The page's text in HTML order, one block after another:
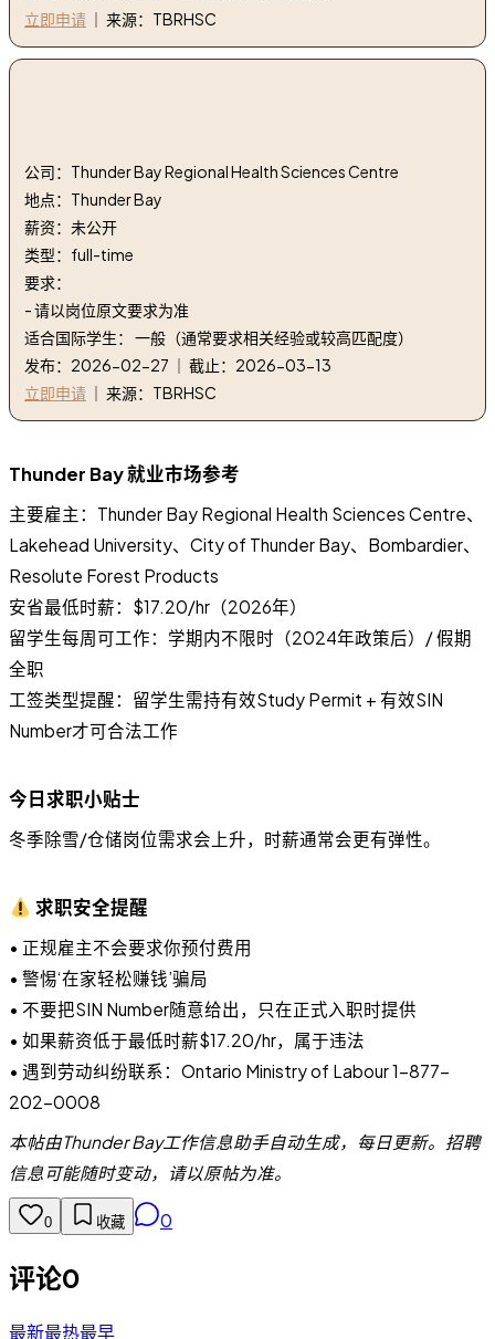
立即申请 ｜ 来源：TBRHSC
公司：Thunder Bay Regional Health Sciences Centre
地点：Thunder Bay
薪资：未公开
类型：full-time
要求：
- 请以岗位原文要求为准
适合国际学生： 一般（通常要求相关经验或较高匹配度）
发布：2026-02-27 ｜ 截止：2026-03-13
立即申请 ｜ 来源：TBRHSC
Thunder Bay 就业市场参考
主要雇主：Thunder Bay Regional Health Sciences Centre、
Lakehead University、City of Thunder Bay、Bombardier、
Resolute Forest Products
安省最低时薪：$17.20/hr（2026年）
留学生每周可工作：学期内不限时（2024年政策后）/ 假期
全职
工签类型提醒：留学生需持有效Study Permit + 有效SIN
Number才可合法工作
今日求职小贴士
冬季除雪/仓储岗位需求会上升，时薪通常会更有弹性。
求职安全提醒
• 正规雇主不会要求你预付费用
• 警惕‘在家轻松赚钱’骗局
• 不要把SIN Number随意给出，只在正式入职时提供
• 如果薪资低于最低时薪$17.20/hr，属于违法
• 遇到劳动纠纷联系：Ontario Ministry of Labour 1-877-
202-0008
本帖由Thunder Bay工作信息助手自动生成，每日更新。招聘
信息可能随时变动，请以原帖为准。
0 收藏 0
评论0
最新最热最早